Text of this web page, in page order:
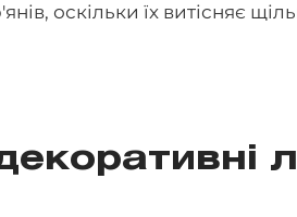
оскільки їх витісняє